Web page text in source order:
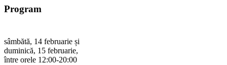
Program
sâmbătă, 14 februarie și
duminică, 15 februarie,
între orele 12:00-20:00